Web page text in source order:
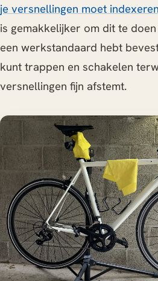
je versnellingen moet indexeren
is gemakkelijker om dit te
een werkstandaard hebt
kunt trappen en schakelen
versnellingen fijn afstemt.